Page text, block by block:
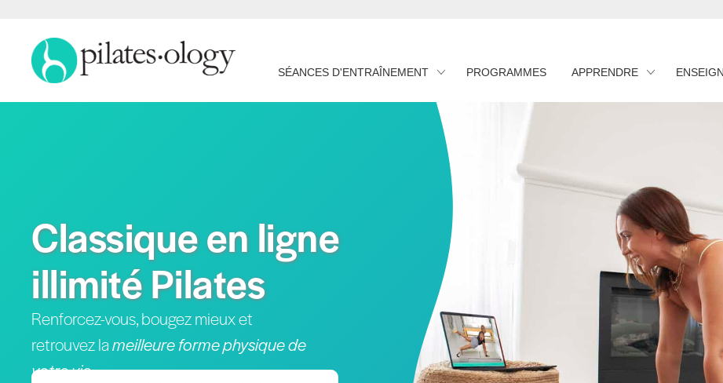
SÉANCES D'ENTRAÎNEMENT PROGRAMMES APPRENDRE
Classique en ligne
illimité Pilates
Renforcez-vous, bougez mieux et
retrouvez lameilleure forme physique de
votre vie